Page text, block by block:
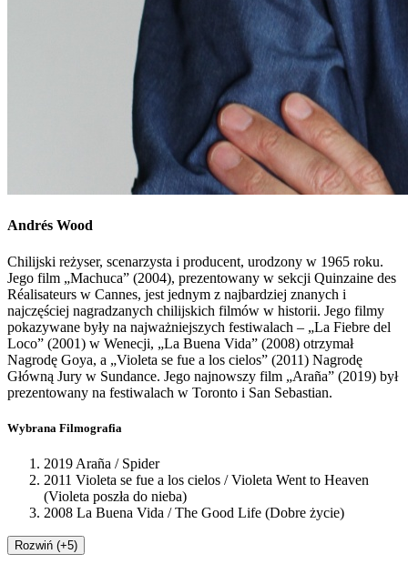
Andrés Wood
Chilijski reżyser, scenarzysta i producent, urodzony w 1965 roku.
Jego film „Machuca” (2004), prezentowany w sekcji Quinzaine des
Réalisateurs w Cannes, jest jednym z najbardziej znanych i
najczęściej nagradzanych chilijskich filmów w historii. Jego filmy
pokazywane były na najważniejszych festiwalach – „La Fiebre del
Loco” (2001) w Wenecji, „La Buena Vida” (2008) otrzymał
Nagrodę Goya, a „Violeta se fue a los cielos” (2011) Nagrodę
Główną Jury w Sundance. Jego najnowszy film „Araña” (2019) był
prezentowany na festiwalach w Toronto i San Sebastian.
Wybrana Filmografia
2019 Araña / Spider
2011 Violeta se fue a los cielos / Violeta Went to Heaven
(Violeta poszła do nieba)
2008 La Buena Vida / The Good Life (Dobre życie)
Rozwiń (+5)